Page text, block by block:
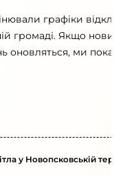
графіки
громаді. Якщо
оновляться, ми
у Новопсковській